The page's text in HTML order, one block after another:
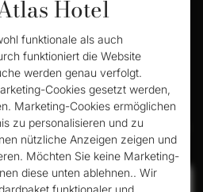
Zimmer hier
Abreise
Hotel
funktionale als auch
funktioniert die Website
werden genau verfolgt.
Cookies gesetzt werden,
Marketing-Cookies ermöglichen
zu personalisieren und zu
nützliche Anzeigen zeigen und
Möchten Sie keine Marketing-
diese unten ablehnen.. Wir
funktionaler und